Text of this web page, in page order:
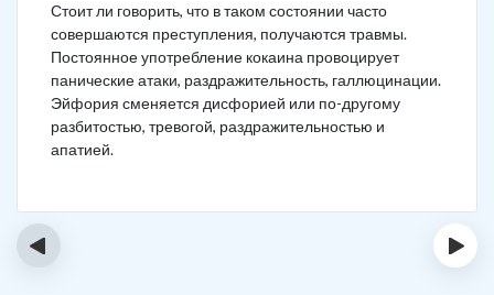
Стоит ли говорить, что в таком состоянии часто
совершаются преступления, получаются травмы.
Постоянное употребление кокаина провоцирует
панические атаки, раздражительность, галлюцинации.
Эйфория сменяется дисфорией или по-другому
разбитостью, тревогой, раздражительностью и
апатией.
‹ ›